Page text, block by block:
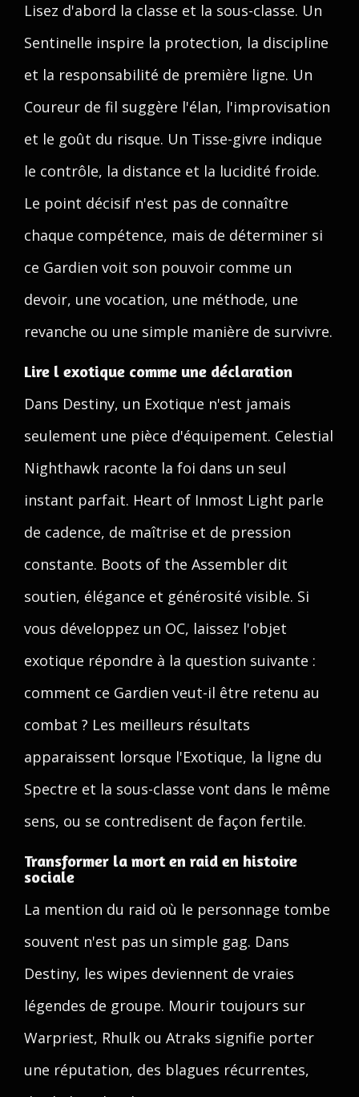
Lisez d'abord la classe et la sous-classe. Un
Sentinelle inspire la protection, la discipline
et la responsabilité de première ligne. Un
Coureur de fil suggère l'élan, l'improvisation
et le goût du risque. Un Tisse-givre indique
le contrôle, la distance et la lucidité froide.
Le point décisif n'est pas de connaître
chaque compétence, mais de déterminer si
ce Gardien voit son pouvoir comme un
devoir, une vocation, une méthode, une
revanche ou une simple manière de survivre.
Lire l exotique comme une déclaration
Dans Destiny, un Exotique n'est jamais
seulement une pièce d'équipement. Celestial
Nighthawk raconte la foi dans un seul
instant parfait. Heart of Inmost Light parle
de cadence, de maîtrise et de pression
constante. Boots of the Assembler dit
soutien, élégance et générosité visible. Si
vous développez un OC, laissez l'objet
exotique répondre à la question suivante :
comment ce Gardien veut-il être retenu au
combat ? Les meilleurs résultats
apparaissent lorsque l'Exotique, la ligne du
Spectre et la sous-classe vont dans le même
sens, ou se contredisent de façon fertile.
Transformer la mort en raid en histoire
sociale
La mention du raid où le personnage tombe
souvent n'est pas un simple gag. Dans
Destiny, les wipes deviennent de vraies
légendes de groupe. Mourir toujours sur
Warpriest, Rhulk ou Atraks signifie porter
une réputation, des blagues récurrentes,